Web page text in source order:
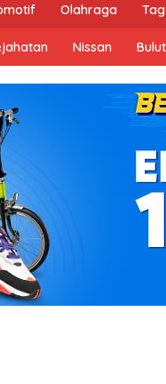
Olahraga
Nissan